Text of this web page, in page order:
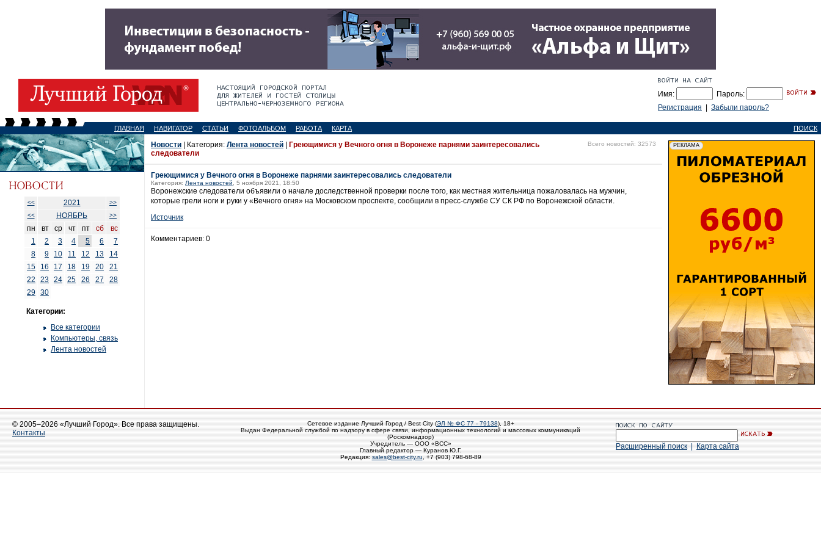
Имя:
Пароль:
Регистрация
Забыли пароль?
ГЛАВНАЯ НАВИГАТОР СТАТЬИ ФОТОАЛЬБОМ РАБОТА КАРТА ПОИСК
<< 2021
>>
<<
НОЯБРЬ >>
пн вт ср чт пт сб
вс
1
2 3 4 5 6
7
8
9 10 11 12 13
14
15
16 17 18 19 20
21
22
23 24 25 26 27
28
29 30
Категории:
Все категории
Компьютеры, связь
Лента новостей
Новости | Категория: Лента новостей
Греющимися у Вечного огня в Воронеже парнями заинтересовались
следователи
Всего новостей: 32573
Греющимися у Вечного огня в Воронеже парнями заинтересовались следователи
Категория: Лента новостей , 5 ноября 2021, 18:50
Воронежские следователи объявили о начале доследственной проверки после того, как местная жительница пожаловалась на мужчин,
которые грели ноги и руки у «Вечного огня» на Московском проспекте, сообщили в пресс-службе СУ СК РФ по Воронежской области.
Источник
Комментариев: 0
© 2005–2026 «Лучший Город». Все права защищены.
Контакты
Сетевое издание Лучший Город / Best City (ЭЛ № ФС 77 - 79138), 18+
Выдан Федеральной службой по надзору в сфере связи, информационных технологий и массовых коммуникаций
(Роскомнадзор)
Учредитель — ООО «ВСС»
Главный редактор — Куранов Ю.Г.
Редакция: sales@best-city.ru , +7 (903) 798-68-89
Расширенный поиск Карта сайта